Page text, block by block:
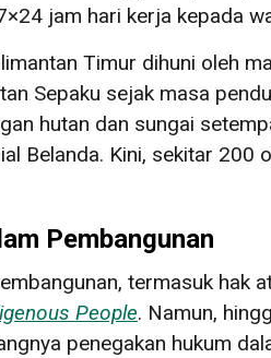
jam hari kerja kepada
Timur dihuni oleh
Sepaku sejak masa
hutan dan sungai
Belanda. Kini, sekitar 200
Pembangunan
termasuk hak
People. Namun,
penegakan hukum